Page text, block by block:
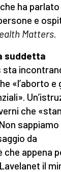
ha
e
Matters.
suddetta
sta
«l’aborto e
che
sappiamo
da
che appena
il